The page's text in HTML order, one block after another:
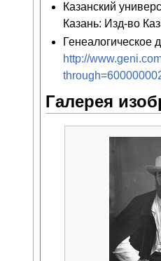
Казанский
Казань: Изд-во
http://
Галерея